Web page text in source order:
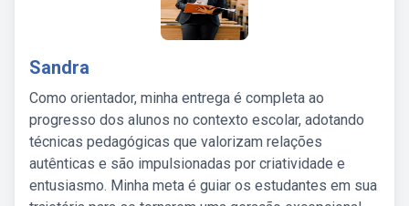
Sandra
Como orientador, minha entrega é completa ao
progresso dos alunos no contexto escolar, adotando
técnicas pedagógicas que valorizam relações
autênticas e são impulsionadas por criatividade e
entusiasmo. Minha meta é guiar os estudantes em sua